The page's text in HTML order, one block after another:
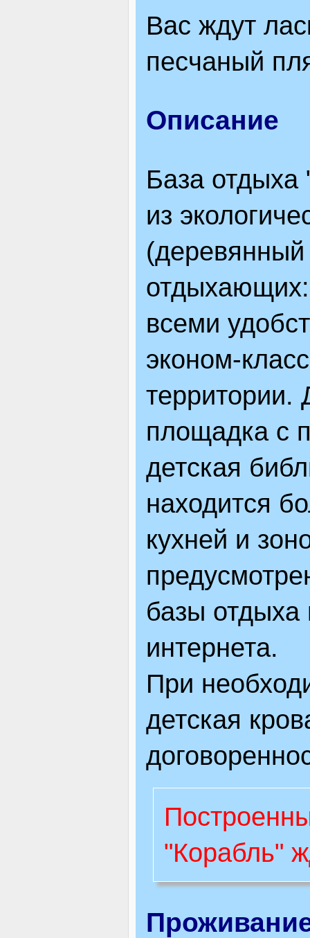
ЯК ДОЇХАТИВас ждут
песчаный
Описание
База отдыха
из
(деревянный
всеми
эконом-
территории.
площадка с
детская
находится
кухней и
базы отдыха
интернета.
При
детская
"Корабль"